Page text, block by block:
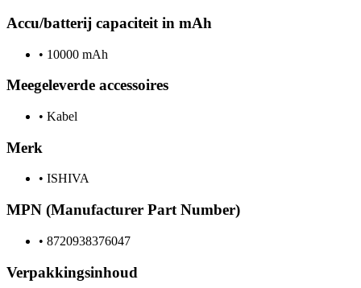
Accu/batterij capaciteit in mAh
• 10000 mAh
Meegeleverde accessoires
• Kabel
Merk
• ISHIVA
MPN (Manufacturer Part Number)
• 8720938376047
Verpakkingsinhoud